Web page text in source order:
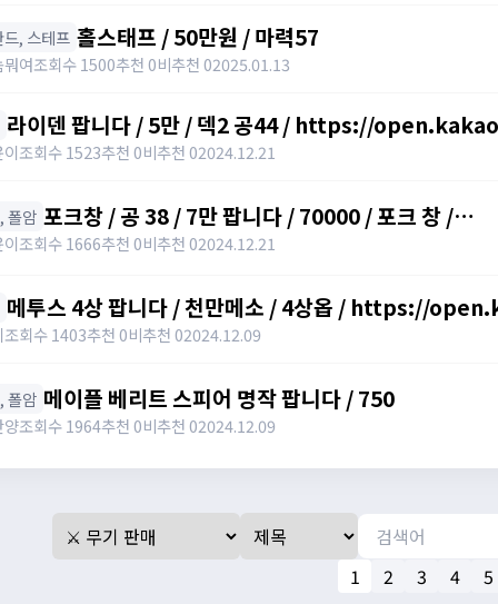
드, 스테프 홀스태프 / 50만원 / 마력57
여조회수 1500추천 0비추천 02025.01.13
라이덴 팝니다 / 5만 / 덱2 공44 / https://
조회수 1523추천 0비추천 02024.12.21
폴암 포크창 / 공 38 / 7만 팝니다 / 70000 / 포크 창 /
https://open.kakao.com/o/szTBqf6g
조회수 1666추천 0비추천 02024.12.21
메투스 4상 팝니다 / 천만메소 / 4상옵 / https://
조회수 1403추천 0비추천 02024.12.09
폴암 메이플 베리트 스피어 명작 팝니다 / 750
양조회수 1964추천 0비추천 02024.12.09
1 2 3 4 5